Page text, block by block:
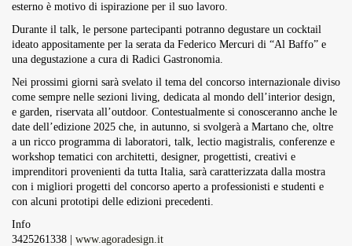
esterno è motivo di ispirazione per il suo lavoro.
Durante il talk, le persone partecipanti potranno degustare un cocktail
ideato appositamente per la serata da Federico Mercuri di “Al Baffo” e
una degustazione a cura di Radici Gastronomia.
Nei prossimi giorni sarà svelato il tema del concorso internazionale diviso
come sempre nelle sezioni living, dedicata al mondo dell’interior design,
e garden, riservata all’outdoor. Contestualmente si conosceranno anche le
date dell’edizione 2025 che, in autunno, si svolgerà a Martano che, oltre
a un ricco programma di laboratori, talk, lectio magistralis, conferenze e
workshop tematici con architetti, designer, progettisti, creativi e
imprenditori provenienti da tutta Italia, sarà caratterizzata dalla mostra
con i migliori progetti del concorso aperto a professionisti e studenti e
con alcuni prototipi delle edizioni precedenti.
Info
3425261338 |
www.agoradesign.it